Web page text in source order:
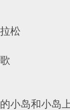
松
小岛和小岛